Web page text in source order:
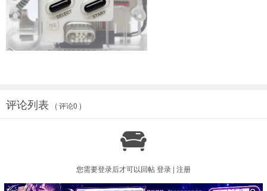
评论列表 ( 评论0 )

您需要登录后才可以回帖登录 | 注册